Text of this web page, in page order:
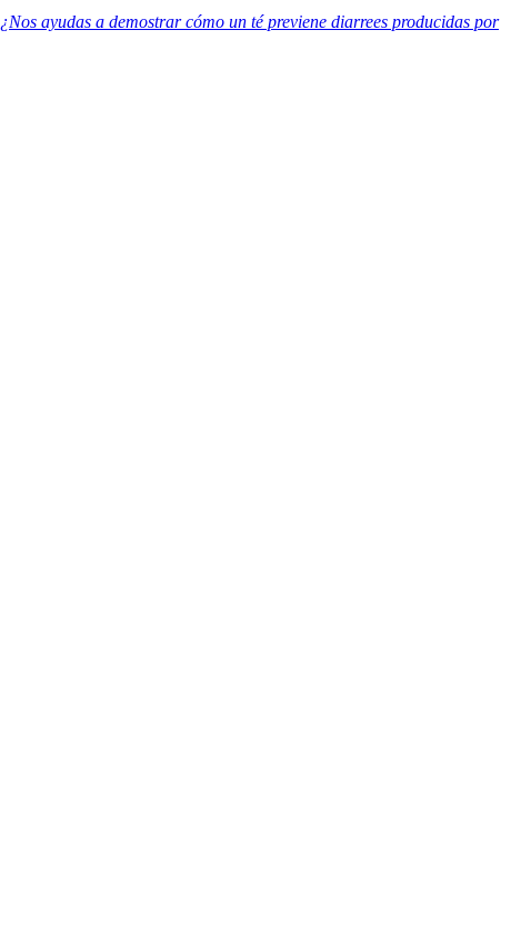
¿Nos ayudas a demostrar cómo un té previene diarrees producidas por